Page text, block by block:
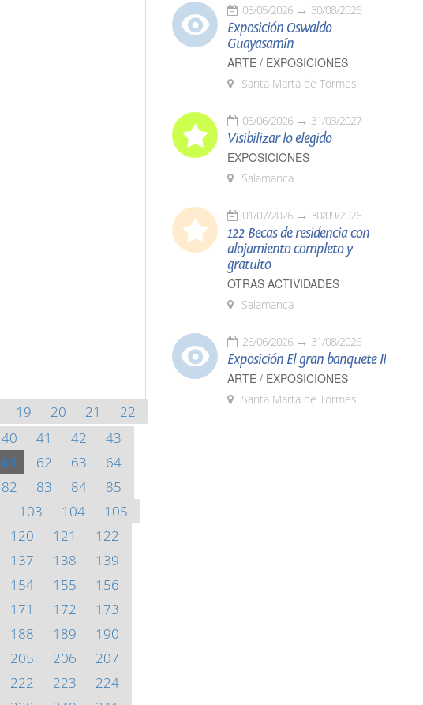
19 20 21
22
40 41 42
43
61 62 63
64
82 83 84
85
103 104
105
120 121
122
137 138
139
154 155
156
171 172
173
188 189
190
205 206
207
222 223
224
08/05/2026 30/08/2026
Exposición Oswaldo
Guayasamín
ARTE / EXPOSICIONES
Santa Marta de Tormes
05/06/2026 31/03/2027
Visibilizar lo elegido
EXPOSICIONES
Salamanca
01/07/2026 30/09/2026
122 Becas de residencia con
alojamiento completo y
gratuito
OTRAS ACTIVIDADES
Salamanca
26/06/2026 31/08/2026
Exposición El gran banquete II
ARTE / EXPOSICIONES
Santa Marta de Tormes